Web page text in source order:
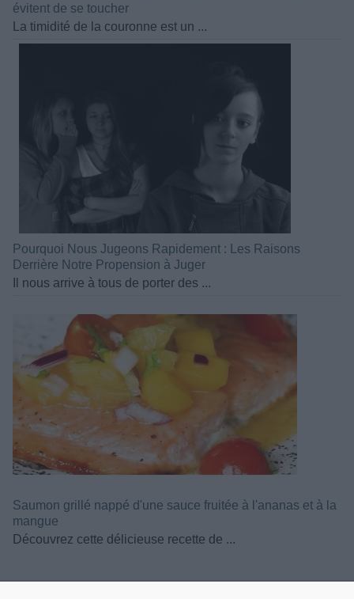
évitent de se toucher
La timidité de la couronne est un ...
Pourquoi Nous Jugeons Rapidement : Les Raisons
Derrière Notre Propension à Juger
Il nous arrive à tous de porter des ...
Saumon grillé nappé d'une sauce fruitée à l'ananas et à la
mangue
Découvrez cette délicieuse recette de ...